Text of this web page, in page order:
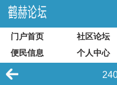
门户首页 社区论坛
便民信息
个人中心